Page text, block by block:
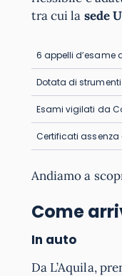
tra cui la sede
6 appelli d’esame
Dotata di
Esami vigilati da
Certificati
Andiamo a
Come
In auto
Da L’Aquila,